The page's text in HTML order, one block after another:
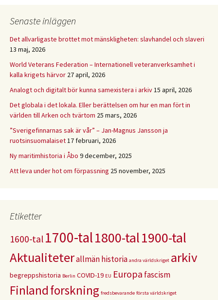
Senaste inläggen
Det allvarligaste brottet mot mänskligheten: slavhandel och slaveri
13 maj, 2026
World Veterans Federation – Internationell veteranverksamhet i
kalla krigets härvor 27 april, 2026
Analogt och digitalt bör kunna samexistera i arkiv15 april, 2026
Det globala i det lokala. Eller berättelsen om hur en man fört in
världen till Arken och tvärtom 25 mars, 2026
”Sverigefinnarnas sak är vår” – Jan-Magnus Jansson ja
ruotsinsuomalaiset17 februari, 2026
Ny maritimhistoria i Åbo 9 december, 2025
Att leva under hot om förpassning 25 november, 2025
Etiketter
1600-tal 1700-tal1800-tal1900-tal
Aktualiteterallmän historia andra världskriget arkiv
begreppshistoria Berlin COVID-19 EU Europa fascism
Finlandforskning fredsbevarande första världskriget